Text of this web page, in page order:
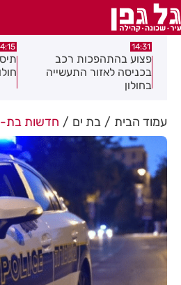
14:31
פצוע בהתהפכות רכב
בכניסה לאזור התעשייה
בחולון
עמוד הבית בת ים חדשות בת-